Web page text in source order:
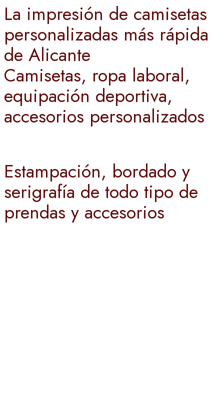
La impresión de camisetas
personalizadas más rápida
de Alicante
Camisetas, ropa laboral,
equipación deportiva,
accesorios personalizados
Estampación, bordado y
serigrafía de todo tipo de
prendas y accesorios